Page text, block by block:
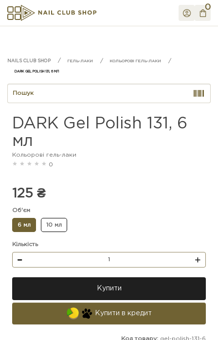
0
ГЕЛЬ-ЛАКИ КОЛЬОРОВІ ГЕЛЬ-ЛАКИ
DARK GEL POLISH 131, 6 МЛ
DARK Gel Polish 131, 6
мл
Кольорові гель-лаки
0
Код товару: gel-polish-131-6
125 ₴
Об'єм
6 мл 10 мл
Кількість
Купити
Купити в кредит